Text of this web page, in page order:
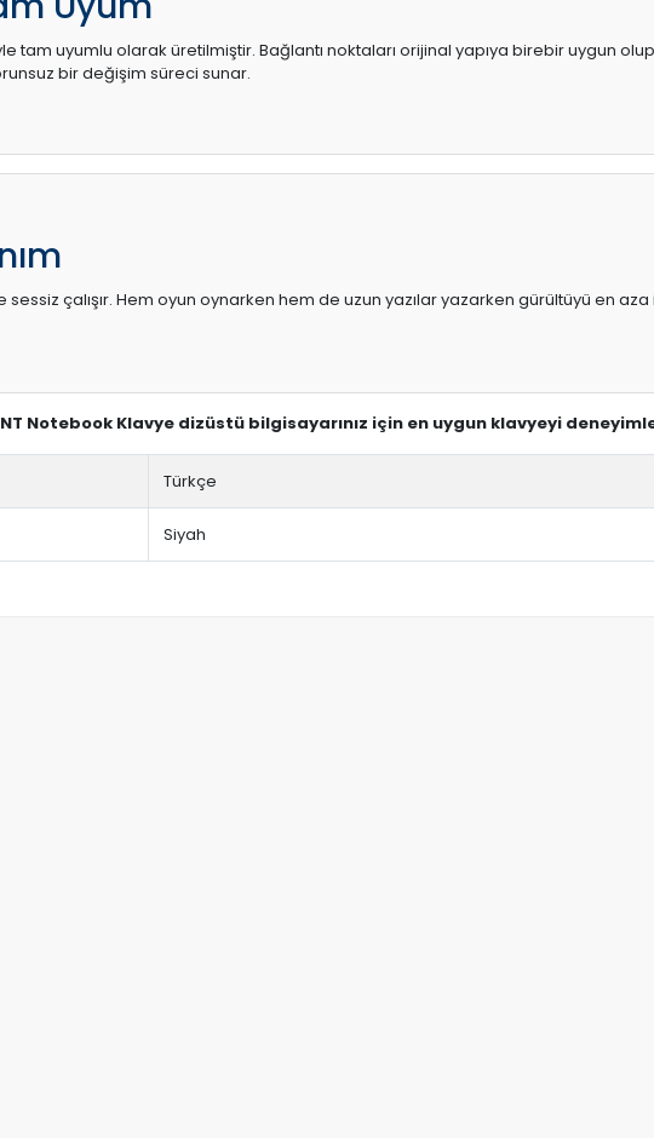
tam uyumlu olarak üretilmiştir. Bağlantı noktaları orijinal yapıya birebir uygun
bir değişim süreci sunar.
sessiz çalışır. Hem oyun oynarken hem de uzun yazılar yazarken gürültüyü en
Notebook Klavye dizüstü bilgisayarınız için en uygun klavyeyi
Türkçe
Siyah